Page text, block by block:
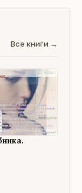
Все книги →